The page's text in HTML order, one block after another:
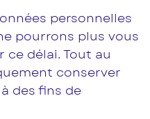
personnelles
pourrons plus vous
délai. Tout au
conserver
des fins de